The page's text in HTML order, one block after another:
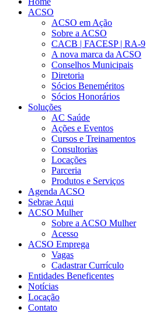
ACSO
ACSO em Ação
Sobre a ACSO
CACB | FACESP | RA-9
A nova marca da ACSO
Conselhos Municipais
Diretoria
Sócios Beneméritos
Sócios Honorários
Soluções
AC Saúde
Ações e Eventos
Cursos e Treinamentos
Consultorias
Locações
Parceria
Produtos e Serviços
Agenda ACSO
Sebrae Aqui
ACSO Mulher
Sobre a ACSO Mulher
Acesso
ACSO Emprega
Vagas
Cadastrar Currículo
Entidades Beneficentes
Notícias
Locação
Contato